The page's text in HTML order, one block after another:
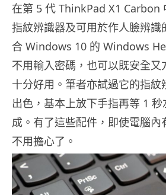
在第 5 代 ThinkPad X1 Carbon
指紋辨識器及可用於作人臉辨識
合 Windows 10 的 Windows
不用輸入密碼，也可以既安全又
十分好用。筆者亦試過它的指紋
出色，基本上放下手指再等 1
成。有了這些配件，即使電腦內
不用擔心了。